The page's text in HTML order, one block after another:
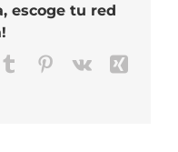
escoge tu red
TumblrPinterest
Vk